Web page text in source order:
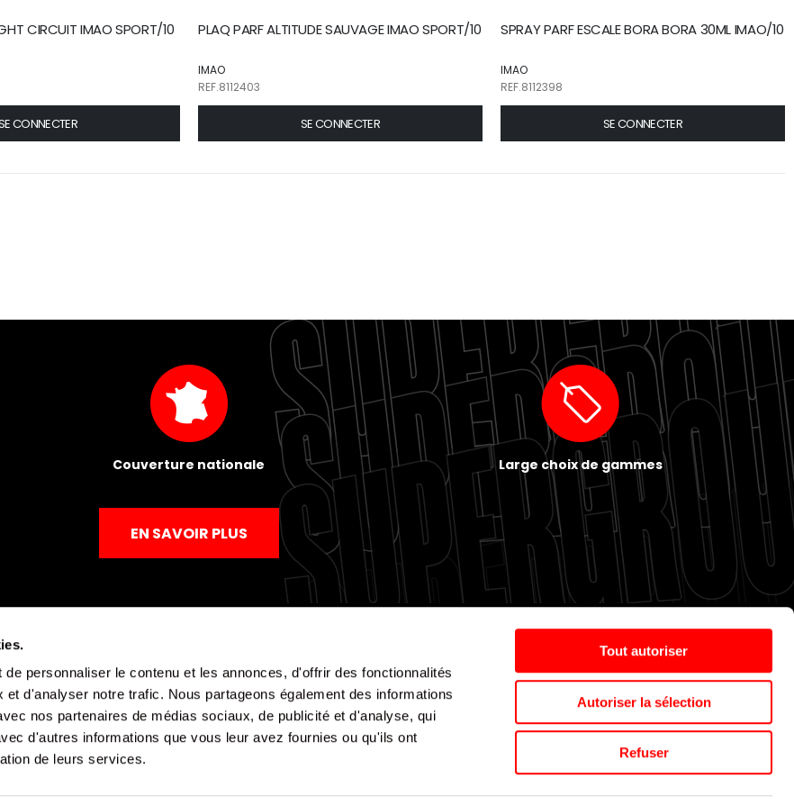
personnaliser le contenu et les annonces, d'offrir des fonctionnalités
d'analyser notre trafic. Nous partageons également des informations
nos partenaires de médias sociaux, de publicité et d'analyse, qui
d'autres informations que vous leur avez fournies ou qu'ils ont
de leurs services.
Tout autoriser
Autoriser la sélection
Refuser
CIRCUIT IMAO SPORT/10
CONNECTER
PLAQ PARF ALTITUDE SAUVAGE IMAO SPORT/10
IMAO
REF.8112403
SE CONNECTER
SPRAY PARF ESCALE BORA BORA 30ML IMAO/10
IMAO
REF.8112398
SE CONNECTER
Couverture nationale Large choix de gammes
EN SAVOIR PLUS
Mentions légales Politique de confidentialité CGV Politique de cookies Nos agences Espace presse
Supergroup © 2024. All Rights Reserved